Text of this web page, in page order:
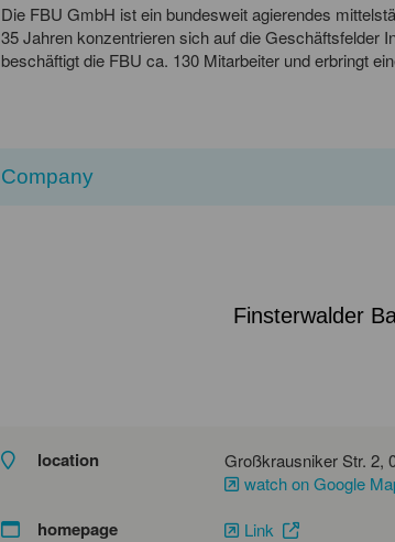
Die FBU GmbH ist ein bundesweit agierendes
35 Jahren konzentrieren sich auf die Geschäftsfelder
beschäftigt die FBU ca. 130 Mitarbeiter und erbringt
Company
Finsterwalder
location
watch on Google
homepage Link